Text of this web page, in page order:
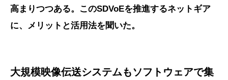
高まりつつある。このSDVoEを推進するネットギア
に、メリットと活用法を聞いた。
大規模映像伝送システムもソフトウェアで集